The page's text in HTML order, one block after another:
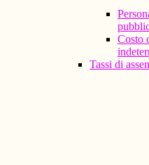
Costo
Tassi di